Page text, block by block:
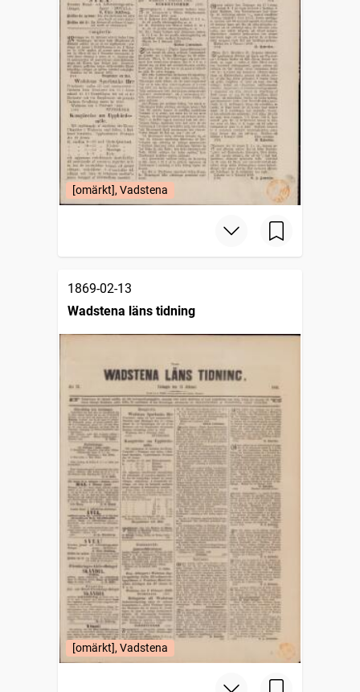
[omärkt], Vadstena
1869-02-13
Wadstena läns tidning
[omärkt], Vadstena